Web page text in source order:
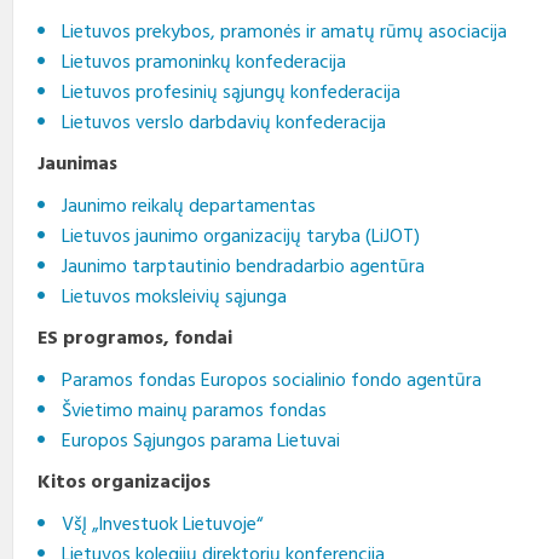
Lietuvos prekybos, pramonės ir amatų rūmų asociacija
Lietuvos pramoninkų konfederacija
Lietuvos profesinių sąjungų konfederacija
Lietuvos verslo darbdavių konfederacija
Jaunimas
Jaunimo reikalų departamentas
Lietuvos jaunimo organizacijų taryba (LiJOT)
Jaunimo tarptautinio bendradarbio agentūra
Lietuvos moksleivių sąjunga
ES programos, fondai
Paramos fondas Europos socialinio fondo agentūra
Švietimo mainų paramos fondas
Europos Sąjungos parama Lietuvai
Kitos organizacijos
VšĮ „Investuok Lietuvoje“